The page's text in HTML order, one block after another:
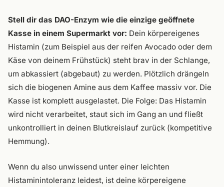
Stell dir das DAO-Enzym wie die einzige geöffnete
Kasse in einem Supermarkt vor: Dein körpereigenes
Histamin (zum Beispiel aus der reifen Avocado oder dem
Käse von deinem Frühstück) steht brav in der Schlange,
um abkassiert (abgebaut) zu werden. Plötzlich drängeln
sich die biogenen Amine aus dem Kaffee massiv vor. Die
Kasse ist komplett ausgelastet. Die Folge: Das Histamin
wird nicht verarbeitet, staut sich im Gang an und fließt
unkontrolliert in deinen Blutkreislauf zurück (kompetitive
Hemmung).
Wenn du also unwissend unter einer leichten
Histaminintoleranz leidest, ist deine körpereigene